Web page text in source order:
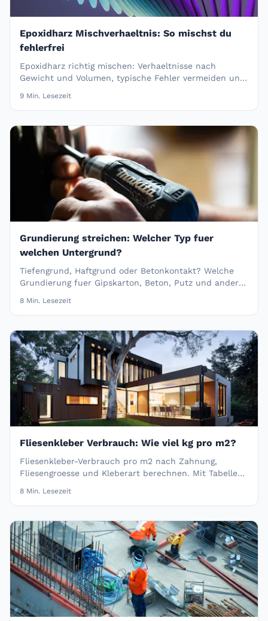
Epoxidharz Mischverhaeltnis: So mischst du
fehlerfrei
Epoxidharz richtig mischen: Verhaeltnisse nach
Gewicht und Volumen, typische Fehler vermeiden und
9 Min. Lesezeit
Grundierung streichen: Welcher Typ fuer
welchen Untergrund?
Tiefengrund, Haftgrund oder Betonkontakt? Welche
Grundierung fuer Gipskarton, Beton, Putz und andere
8 Min. Lesezeit
Fliesenkleber Verbrauch: Wie viel kg pro m2?
Fliesenkleber-Verbrauch pro m2 nach Zahnung,
Fliesengroesse und Kleberart berechnen. Mit Tabelle
8 Min. Lesezeit